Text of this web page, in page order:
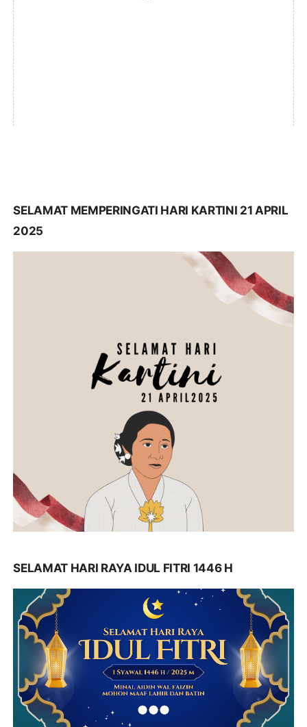
SELAMAT MEMPERINGATI HARI KARTINI 21 APRIL
2025
SELAMAT HARI RAYA IDUL FITRI 1446 H